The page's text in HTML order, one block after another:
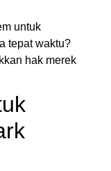
untuk
tepat waktu?
hak merek